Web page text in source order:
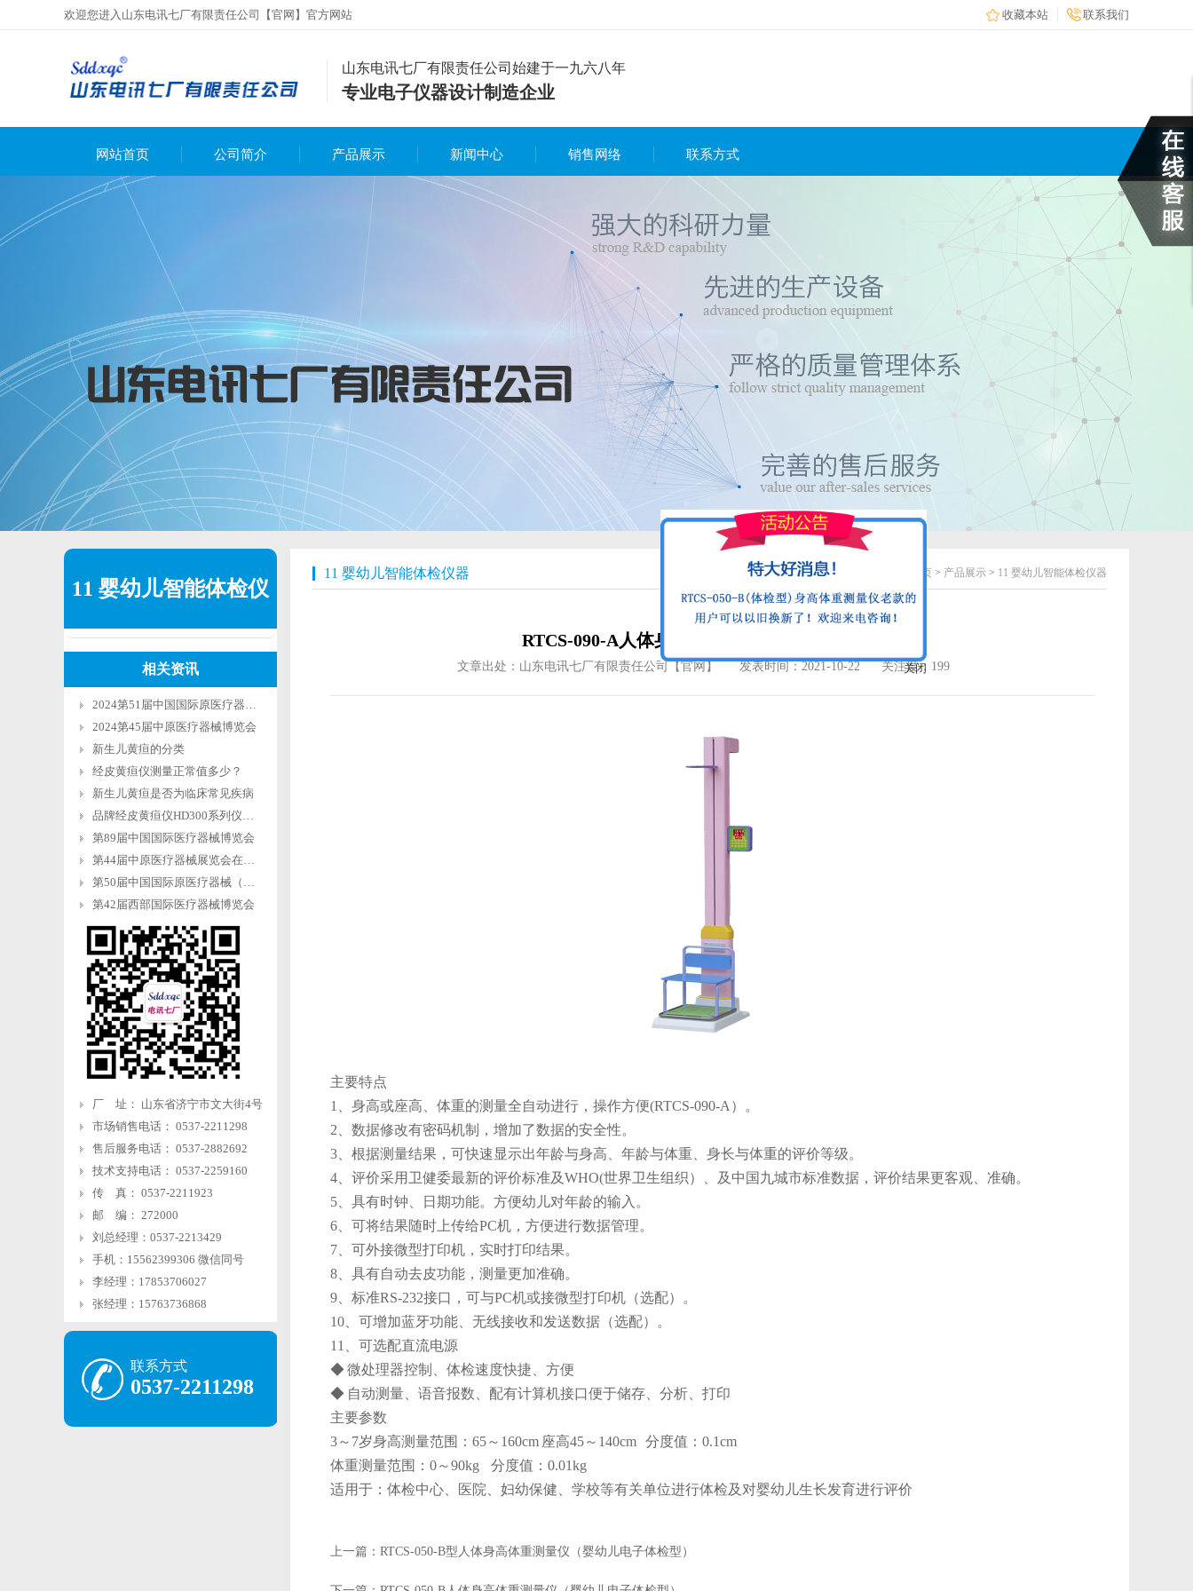
欢迎您进入山东电讯七厂有限责任公司【官网】官方网站 收藏本站 联系我们
山东电讯七厂有限责任公司始建于一九六八年
专业电子仪器设计制造企业
网站首页 公司简介 产品展示 新闻中心 销售网络 联系方式
11 婴幼儿智能体检仪
器
相关资讯
2024第51届中国国际原医疗器械（山东）博览会
2024第45届中原医疗器械博览会
新生儿黄疸的分类
经皮黄疸仪测量正常值多少？
新生儿黄疸是否为临床常见疾病
品牌经皮黄疸仪HD300系列仪器操作流程
第89届中国国际医疗器械博览会
第44届中原医疗器械展览会在郑州国际会展中心举行
第50届中国国际原医疗器械（山东）博览会
第42届西部国际医疗器械博览会
厂 址： 山东省济宁市文大街4号
市场销售电话： 0537-2211298
售后服务电话： 0537-2882692
技术支持电话： 0537-2259160
传 真： 0537-2211923
邮 编： 272000
刘总经理：0537-2213429
手机：15562399306 微信同号
李经理：17853706027
张经理：15763736868
联系方式
0537-2211298
11 婴幼儿智能体检仪器 主页 > 产品展示 > 11 婴幼儿智能体检仪器
RTCS-090-A人体身高体重测量仪（电子体检型）
文章出处：山东电讯七厂有限责任公司【官网】 发表时间：2021-10-22 关注度：199
主要特点
1、身高或座高、体重的测量全自动进行，操作方便(RTCS-090-A）。
2、数据修改有密码机制，增加了数据的安全性。
3、根据测量结果，可快速显示出年龄与身高、年龄与体重、身长与体重的评价等级。
4、评价采用卫健委最新的评价标准及WHO(世界卫生组织）、及中国九城市标准数据，评价结果更客观、准确。
5、具有时钟、日期功能。方便幼儿对年龄的输入。
6、可将结果随时上传给PC机，方便进行数据管理。
7、可外接微型打印机，实时打印结果。
8、具有自动去皮功能，测量更加准确。
9、标准RS-232接口，可与PC机或接微型打印机（选配）。
10、可增加蓝牙功能、无线接收和发送数据（选配）。
11、可选配直流电源
◆ 微处理器控制、体检速度快捷、方便
◆ 自动测量、语音报数、配有计算机接口便于储存、分析、打印
主要参数
3～7岁身高测量范围：65～160cm 座高45～140cm 分度值： 0.1cm
体重测量范围： 0～90kg 分度值： 0.01kg
适用于：体检中心、医院、妇幼保健、学校等有关单位进行体检及对婴幼儿生长发育进行评价
上一篇：RTCS-050-B型人体身高体重测量仪（婴幼儿电子体检型）
关闭